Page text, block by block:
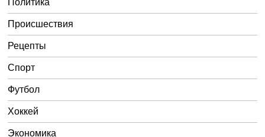
Политика
Происшествия
Рецепты
Спорт
Футбол
Хоккей
Экономика